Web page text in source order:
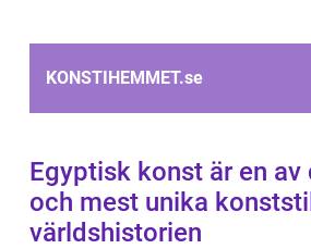
KONSTIHEMMET.se
Egyptisk konst är en av
och mest unika
världshistorien